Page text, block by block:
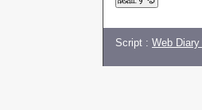
Script : Web Diary